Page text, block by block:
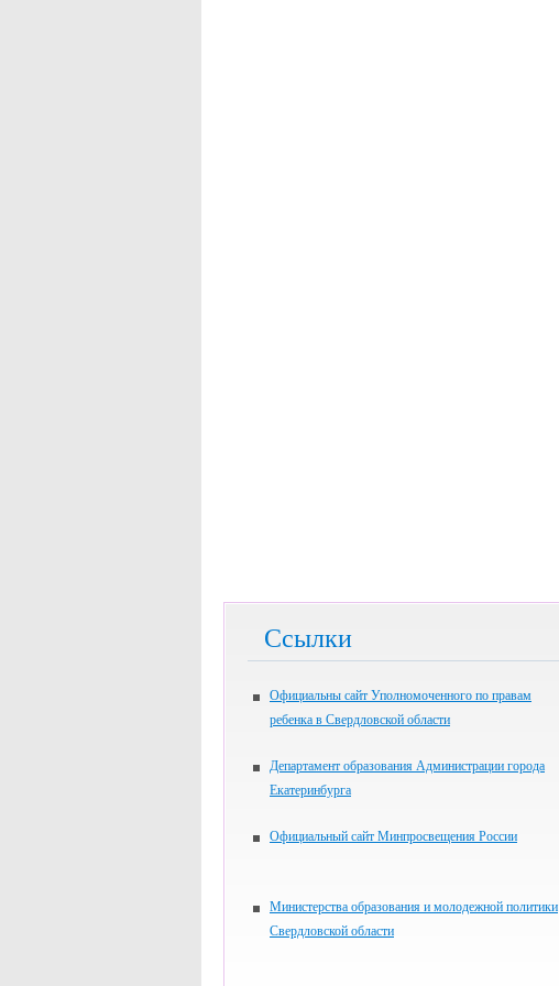
Ссылки
Официальны сайт Уполномоченного по правам
ребенка в Свердловской области
Департамент образования Администрации города
Екатеринбурга
Официальный сайт Минпросвещения России
Министерства образования и молодежной политики
Свердловской области